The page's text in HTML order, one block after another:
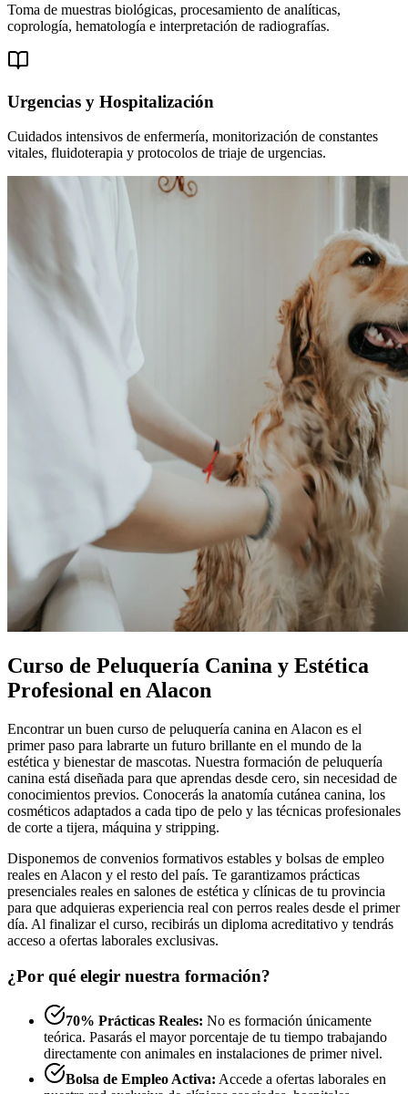
Toma de muestras biológicas, procesamiento de analíticas,
coprología, hematología e interpretación de radiografías.
Urgencias y Hospitalización
Cuidados intensivos de enfermería, monitorización de constantes
vitales, fluidoterapia y protocolos de triaje de urgencias.
Curso de Peluquería Canina y Estética
Profesional en Alacon
Encontrar un buen curso de peluquería canina en Alacon es el
primer paso para labrarte un futuro brillante en el mundo de la
estética y bienestar de mascotas. Nuestra formación de peluquería
canina está diseñada para que aprendas desde cero, sin necesidad de
conocimientos previos. Conocerás la anatomía cutánea canina, los
cosméticos adaptados a cada tipo de pelo y las técnicas profesionales
de corte a tijera, máquina y stripping.
Disponemos de convenios formativos estables y bolsas de empleo
reales en Alacon y el resto del país. Te garantizamos prácticas
presenciales reales en salones de estética y clínicas de tu provincia
para que adquieras experiencia real con perros reales desde el primer
día. Al finalizar el curso, recibirás un diploma acreditativo y tendrás
acceso a ofertas laborales exclusivas.
¿Por qué elegir nuestra formación?
70% Prácticas Reales: No es formación únicamente
teórica. Pasarás el mayor porcentaje de tu tiempo trabajando
directamente con animales en instalaciones de primer nivel.
Bolsa de Empleo Activa: Accede a ofertas laborales en